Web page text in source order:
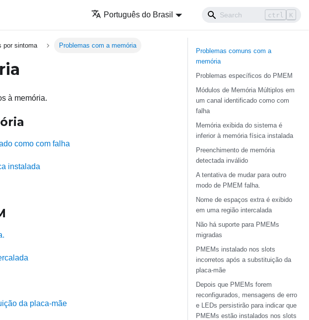
Português do Brasil ctrl K
por sintoma Problemas com a memória
à memória.
como com falha
instalada
da placa-mãe
Problemas comuns com a
memória
Problemas específicos do PMEM
Módulos de Memória Múltiplos em
um canal identificado como com
falha
Memória exibida do sistema é
inferior à memória física instalada
Preenchimento de memória
detectada inválido
A tentativa de mudar para outro
modo de PMEM falha.
Nome de espaços extra é exibido
em uma região intercalada
Não há suporte para PMEMs
migradas
PMEMs instalado nos slots
incorretos após a substituição da
placa-mãe
Depois que PMEMs forem
reconfigurados, mensagens de erro
e LEDs persistirão para indicar que
PMEMs estão instalados nos slots